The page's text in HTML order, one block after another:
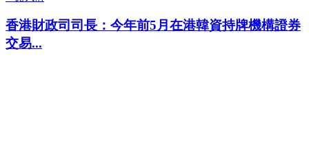
香港財政司司長：今年前5月在港韓資持牌機構證券
交易...